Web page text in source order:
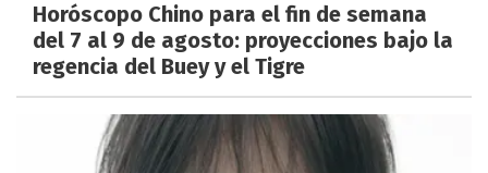
Horóscopo Chino para el fin de semana
del 7 al 9 de agosto: proyecciones bajo la
regencia del Buey y el Tigre